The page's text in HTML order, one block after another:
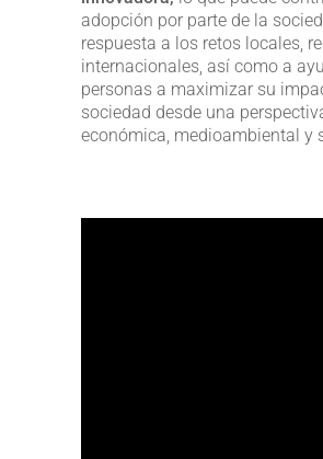
adopción por parte de la
respuesta a los retos locales,
internacionales, así como a
personas a maximizar su
sociedad desde una
económica, medioambiental y